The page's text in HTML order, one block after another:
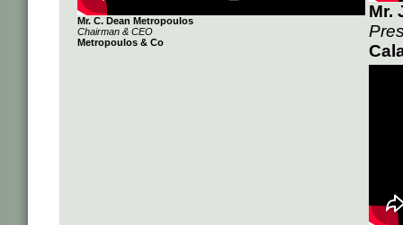
Mr. C. Dean Metropoulos
Chairman & CEO
Metropoulos & Co
Mr.